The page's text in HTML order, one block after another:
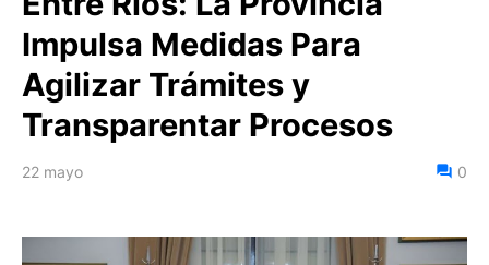
Impulsa Medidas Para
Agilizar Trámites y
Transparentar Procesos
22 mayo 0